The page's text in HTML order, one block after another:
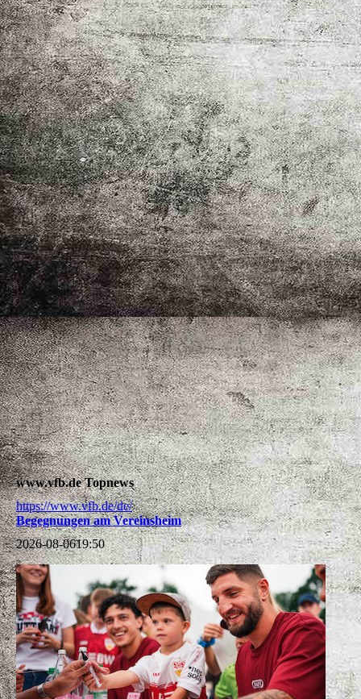
Familientag 2026
www.vfb.de Topnews
https://www.vfb.de/de/
Begegnungen am Vereinsheim
2026-08-0619:50